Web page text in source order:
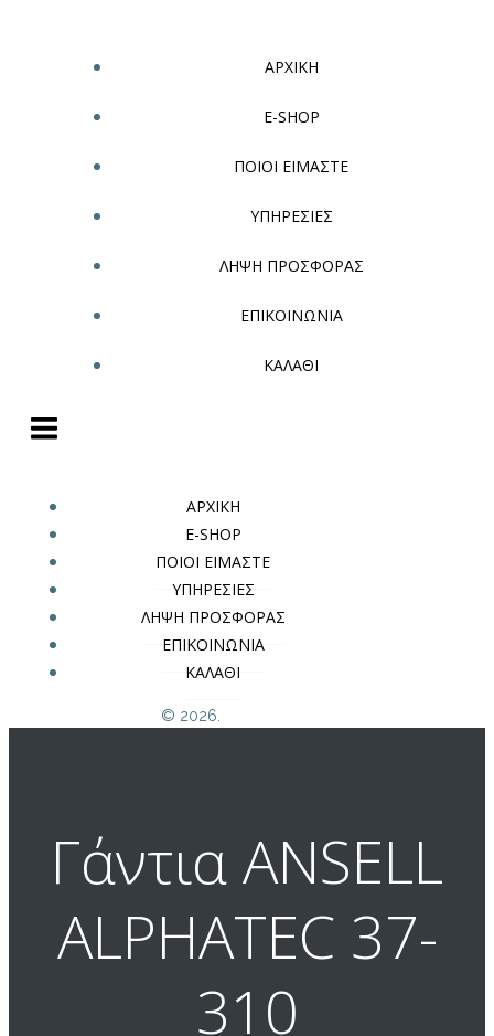
ΑΡΧΙΚΗ
E-SHOP
ΠΟΙΟΙ ΕΙΜΑΣΤΕ
ΥΠΗΡΕΣΙΕΣ
ΛΗΨΗ ΠΡΟΣΦΟΡΑΣ
ΕΠΙΚΟΙΝΩΝΙΑ
ΚΑΛΑΘΙ
ΑΡΧΙΚΗ
E-SHOP
ΠΟΙΟΙ ΕΙΜΑΣΤΕ
ΥΠΗΡΕΣΙΕΣ
ΛΗΨΗ ΠΡΟΣΦΟΡΑΣ
ΕΠΙΚΟΙΝΩΝΙΑ
ΚΑΛΑΘΙ
© 2026.
Γάντια ANSELL
ALPHATEC 37-
310